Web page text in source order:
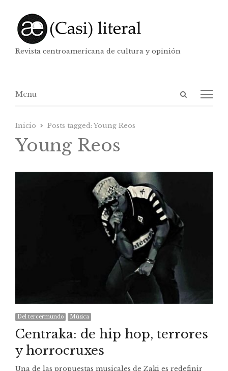
Revista centroamericana de cultura y opinión
Abrir
Menú
Menu
Inicio Posts tagged:Young Reos
Young Reos
Del tercermundo Música
Centraka: de hip hop, terrores
y horrocruxes
Una de las propuestas musicales de Zaki es redefinir